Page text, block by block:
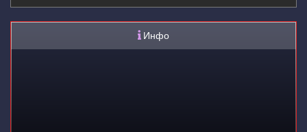
Инфо